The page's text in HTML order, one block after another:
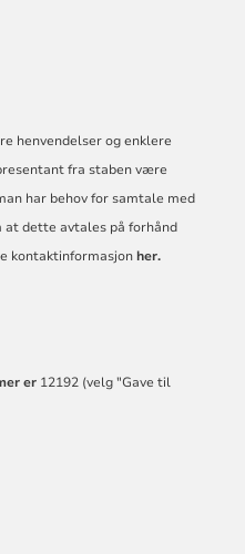
henvendelser og enklere
fra staben være
har behov for samtale med
at dette avtales på forhånd
kontaktinformasjon her.
er 12192 (velg "Gave til